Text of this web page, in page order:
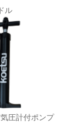
ル
計付ポンプ